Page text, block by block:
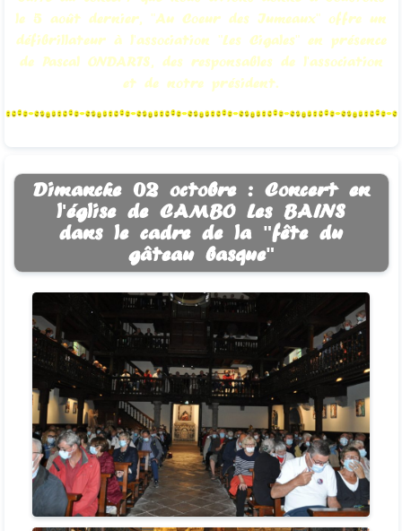
le 5 août dernier, "Au Coeur des Jumeaux" offre un
défibrillateur à l'association "Les Cigales" en présence
de Pascal ONDARTS, des responsables de l'association
et de notre président.
Dimanche 02 octobre : Concert en
l'église de CAMBO Les BAINS
dans le cadre de la "fête du
gâteau basque"